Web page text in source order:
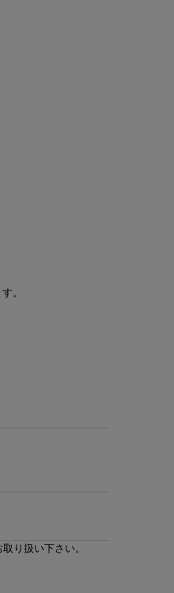
。
り扱い下さい。